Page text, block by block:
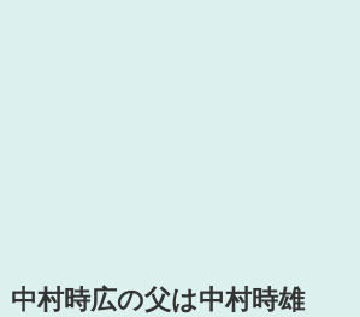
中村時広の父は中村時雄